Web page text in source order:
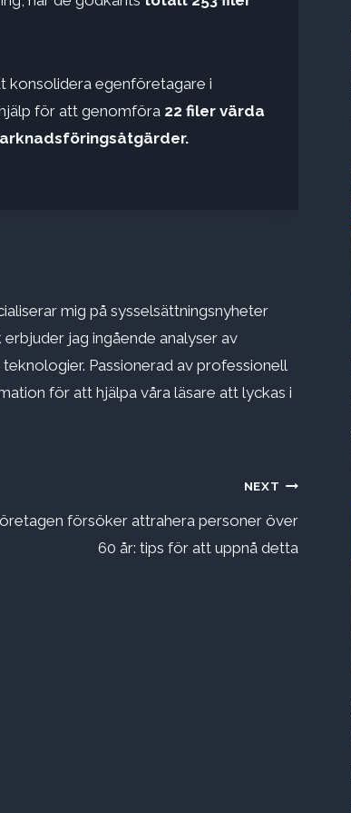
konsolidera egenföretagare i
för att genomföra 22 filer värda
mig på sysselsättningsnyheter
jag ingående analyser av
Passionerad av professionell
för att hjälpa våra läsare att lyckas i
NEXT
försöker attrahera personer över
60 år: tips för att uppnå detta